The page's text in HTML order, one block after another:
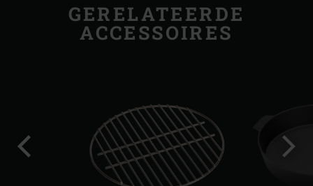
GERELATEERDE
ACCESSOIRES